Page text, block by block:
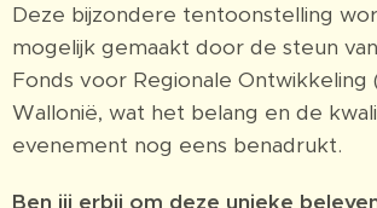
Deze bijzondere tentoonstelling
mogelijk gemaakt door de steun
Fonds voor Regionale Ontwikkeling
Wallonië, wat het belang en de
evenement nog eens benadrukt.
Ben jij erbij om deze unieke